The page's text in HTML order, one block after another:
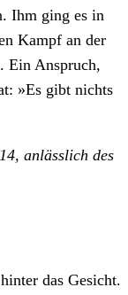
Ihm ging es in
Kampf an der
Ein Anspruch,
»Es gibt nichts
anlässlich des
das Gesicht.